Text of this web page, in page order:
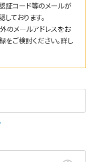
証コード等のメールが
ております。
のメールアドレスをお
をご検討ください。詳し